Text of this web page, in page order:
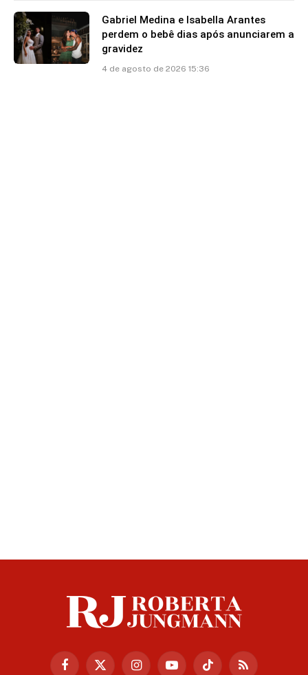
Gabriel Medina e Isabella Arantes
perdem o bebê dias após anunciarem a
gravidez
4 de agosto de 2026 15:36
Facebook
X InstagramYouTubeTikTok RSS